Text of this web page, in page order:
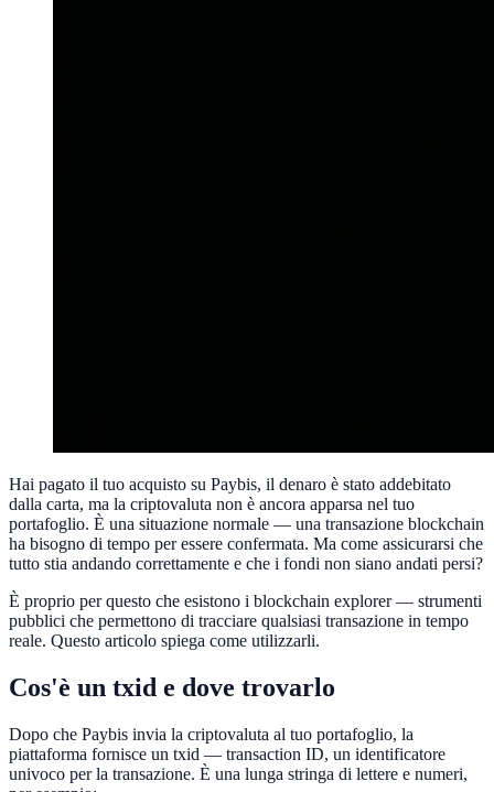
Hai pagato il tuo acquisto su Paybis, il denaro è stato addebitato
dalla carta, ma la criptovaluta non è ancora apparsa nel tuo
portafoglio. È una situazione normale — una transazione blockchain
ha bisogno di tempo per essere confermata. Ma come assicurarsi che
tutto stia andando correttamente e che i fondi non siano andati persi?
È proprio per questo che esistono i blockchain explorer — strumenti
pubblici che permettono di tracciare qualsiasi transazione in tempo
reale. Questo articolo spiega come utilizzarli.
Cos'è un txid e dove trovarlo
Dopo che Paybis invia la criptovaluta al tuo portafoglio, la
piattaforma fornisce un txid — transaction ID, un identificatore
univoco per la transazione. È una lunga stringa di lettere e numeri,